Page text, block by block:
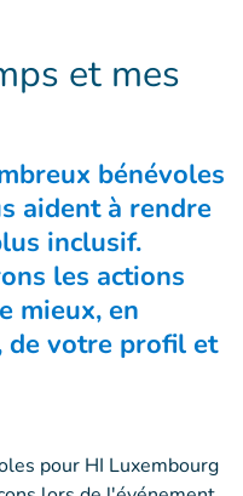
et mes
bénévoles
aident à rendre
inclusif.
les actions
mieux, en
de votre profil et